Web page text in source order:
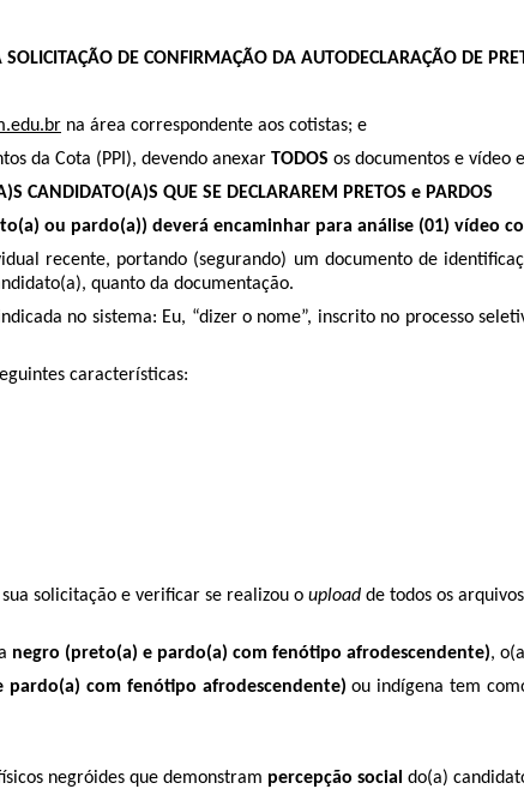
DE CONFIRMAÇÃO DA AUTODECLARAÇÃO DE
na área correspondente aos cotistas; e
da Cota (PPI), devendo anexar TODOS os documentos e vídeo
CANDIDATO(A)S QUE SE DECLARAREM PRETOS e PARDO​S
ou pardo(a)) deverá encaminhar para análise (01) vídeo
recente, portando (segurando) um documento de
quanto da documentação.
no sistema: Eu, “dizer o nome”, inscrito no processo
características:
solicitação e verificar se realizou ouploadde todos os
negro (preto(a) e pardo(a) com fenótipo afrodescendente),
pardo(a) com fenótipo afrodescendente) ou indígena tem
negróides que demonstram percepção social do(a)